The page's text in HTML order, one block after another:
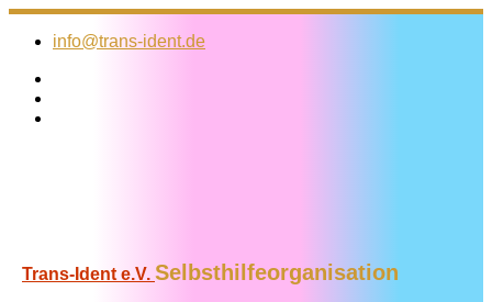
Zum
Inhalt
info@trans-ident.de
Trans-Ident e.V. Selbsthilfeorganisation